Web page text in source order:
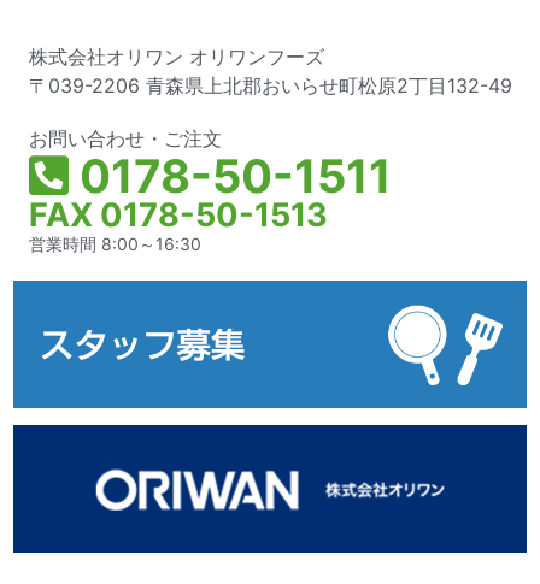
株式会社オリワン オリワンフーズ
〒039-2206 青森県上北郡おいらせ町松原2丁目132-49
お問い合わせ・ご注文
0178-50-1511
FAX 0178-50-1513
営業時間 8:00～16:30